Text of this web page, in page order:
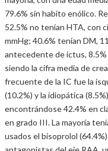
79.6% sin habito enólico.
52.5% no tenían HTA, con
mmHg; 40.6% tenían DM,
antecedente de ictus,
siendo la cifra media de
frecuente de la IC fue la
(10.2%) y la idiopática
encontrándose 42.4% en
en grado III. La mayoría
usados el bisoprolol